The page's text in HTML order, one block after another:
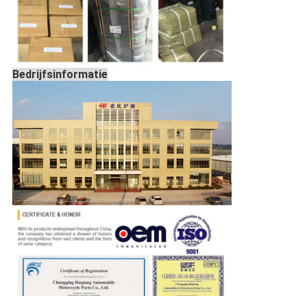
Bedrijfsinformatie